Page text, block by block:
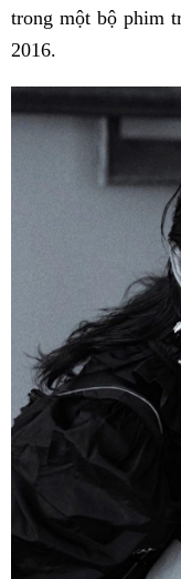
trong một bộ phim
2016.